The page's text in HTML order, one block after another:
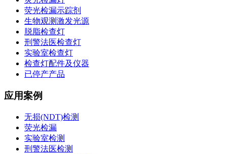
荧光检漏示踪剂
生物观测激发光源
脱脂检查灯
刑警法医检查灯
实验室检查灯
检查灯配件及仪器
已停产产品
应用案例
无损(NDT)检测
荧光检漏
实验室检测
刑警法医检测